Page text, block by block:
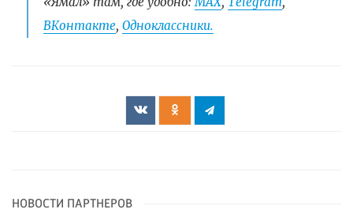
ВКонтакте, Одноклассники.
НОВОСТИ ПАРТНЕРОВ